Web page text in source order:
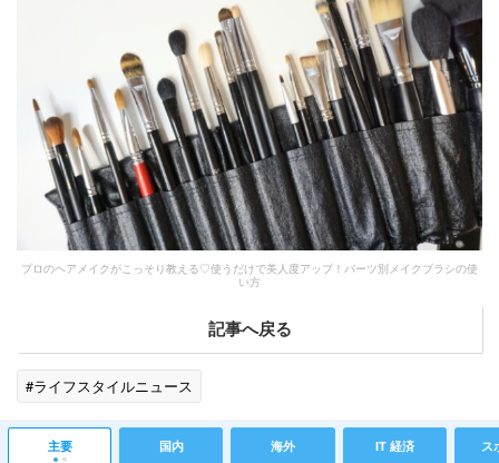
プロのヘアメイクがこっそり教える♡使うだけで美人度アップ！パーツ別メイクブラシの使
い方
記事へ戻る
#ライフスタイルニュース
主要 国内 海外 IT 経済 ス